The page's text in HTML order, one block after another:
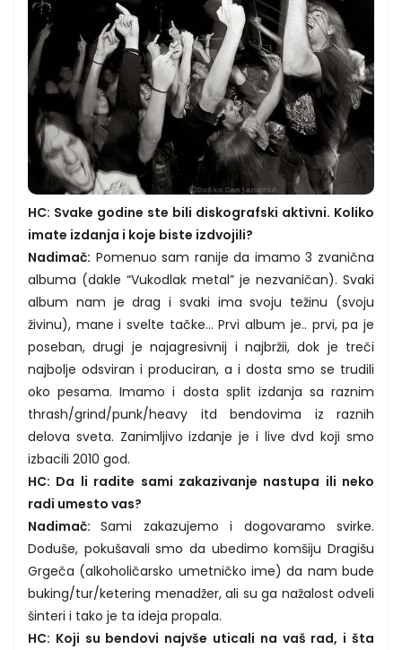
HC: Svake godine ste bili diskografski aktivni. Koliko
imate izdanja i koje biste izdvojili?
Nadimač: Pomenuo sam ranije da imamo 3 zvanična
albuma (dakle “Vukodlak metal” je nezvaničan). Svaki
album nam je drag i svaki ima svoju težinu (svoju
živinu), mane i svelte tačke… Prvi album je.. prvi, pa je
poseban, drugi je najagresivnij i najbržii, dok je treči
najbolje odsviran i produciran, a i dosta smo se trudili
oko pesama. Imamo i dosta split izdanja sa raznim
thrash/grind/punk/heavy itd bendovima iz raznih
delova sveta. Zanimljivo izdanje je i live dvd koji smo
izbacili 2010 god.
HC: Da li radite sami zakazivanje nastupa ili neko
radi umesto vas?
Nadimač:Sami zakazujemo i dogovaramo svirke.
Doduše, pokušavali smo da ubedimo komšiju Dragišu
Grgeča (alkoholičarsko umetničko ime) da nam bude
buking/tur/ketering menadžer, ali su ga nažalost odveli
šinteri i tako je ta ideja propala.
HC: Koji su bendovi najvše uticali na vaš rad, i šta